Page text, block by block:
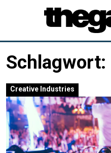
Schlagwort:
Creative Industries